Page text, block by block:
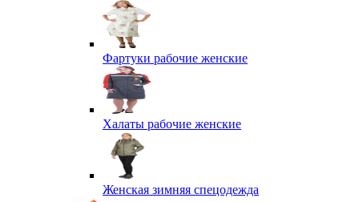
Фартуки рабочие женские
Халаты рабочие женские
Женская зимняя спецодежда